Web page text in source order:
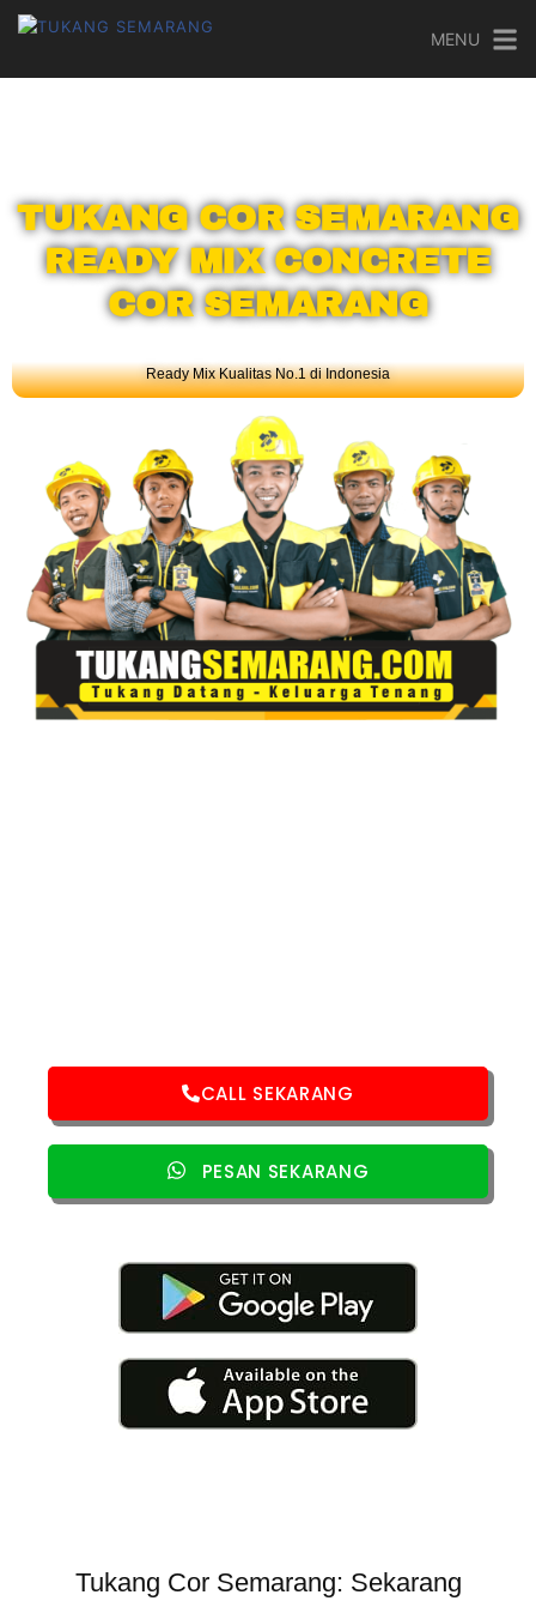
MENU
TUKANG COR SEMARANG
READY MIX CONCRETE
COR SEMARANG
Ready Mix Kualitas No.1 di Indonesia
CALL SEKARANG
PESAN SEKARANG
Tukang Cor Semarang: Sekarang